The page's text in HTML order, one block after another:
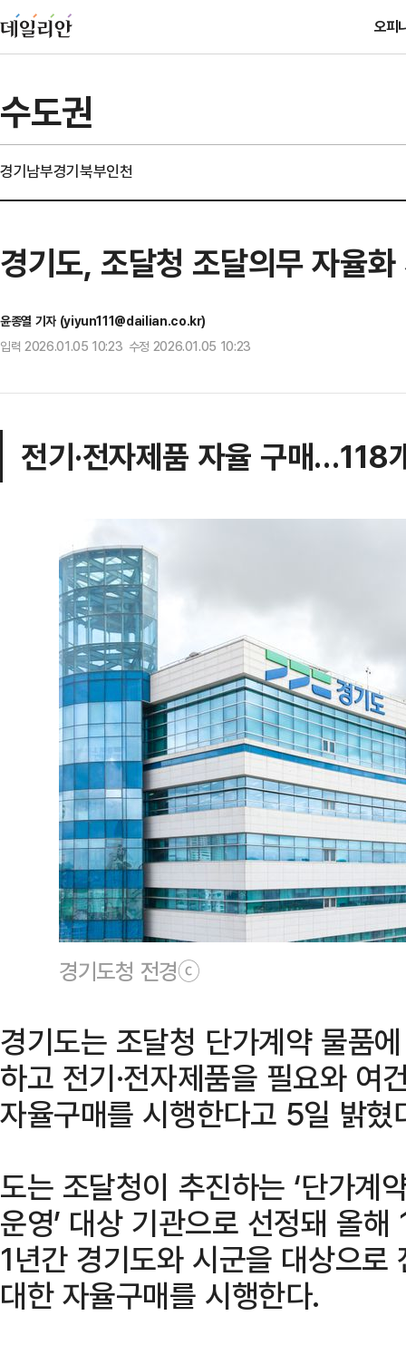
오피
수도권
경기남부경기북부인천
경기도, 조달청 조달의무 자율
윤종열 기자 (yiyun111@dailian.co.kr)
입력 2026.01.05 10:23 수정 2026.01.05 10:23
전기·전자제품 자율 구매…118
경기도청 전경ⓒ
경기도는 조달청 단가계약 물품
하고 전기·전자제품을 필요와 여
자율구매를 시행한다고 5일 밝혔
도는 조달청이 추진하는 ‘단가계
운영’ 대상 기관으로 선정돼 올
1년간 경기도와 시군을 대상으로
대한 자율구매를 시행한다.